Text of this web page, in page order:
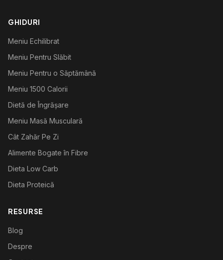
GHIDURI
Meniu Echilibrat
Meniu Pentru Slăbit
Meniu Pentru o Săptămână
Meniu 1500 Calorii
Dietă de Îngrășare
Meniu Masă Musculară
Cât Zahăr Pe Zi
Alimente Bogate în Fibre
Dieta Low Carb
Dieta Proteică
RESURSE
Blog
Despre